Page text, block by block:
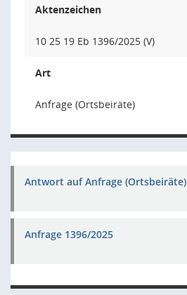
Aktenzeichen
10 25 19 Eb 1396/2025 (V)
Art
Anfrage (Ortsbeiräte)
Antwort auf Anfrage (Ortsbeiräte)
Anfrage 1396/2025